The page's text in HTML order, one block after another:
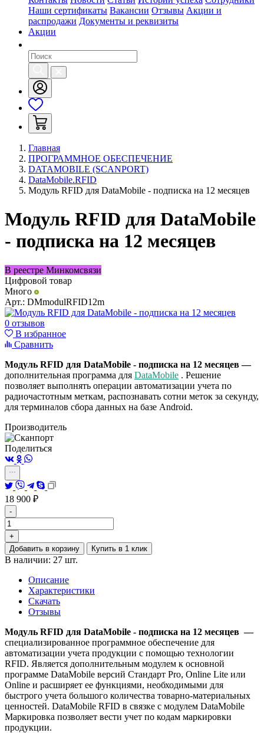
Наши сертификаты Вакансии Отзывы Акции и
распродажи Документы и реквизиты
Акции
Главная
ПРОГРАММНОЕ ОБЕСПЕЧЕНИЕ
DATAMOBILE (SCANPORT)
DataMobile.RFID
Модуль RFID для DataMobile - подписка на 12 месяцев
Модуль RFID для DataMobile
- подписка на 12 месяцев
В реестре Минкомсвязи
Цифровой товар
Много
Арт.: DMmodulRFID12m
0 отзывов
В избранное
Сравнить
Модуль RFID для DataMobile - подписка на 12 месяцев —
дополнительная программа для DataMobile . Решение
позволяет выполнять операции автоматизации учета по
радиочастотным меткам, распознавать сотни меток за секунду,
для терминалов сбора данных на базе Android.
Производитель
Поделиться
18 900 ₽
-
+
Добавить в корзину
Купить в 1 клик
В наличии: 27 шт.
Описание
Характеристики
Скачать
Отзывы
Модуль RFID для DataMobile - подписка на 12 месяцев —
специализированное программное обеспечение для
автоматизации учета продукции с помощью технологии
RFID. Является дополнительным модулем к основной
программе DataMobile версий Стандарт Pro, Online Lite или
Online и расширяет ее функциями, необходимыми для
быстрого учета большого количества товарно-материальных
ценностей. DataMobile RFID в связке с модулем DataMobile
Маркировка позволяет вести учет по кодам маркировки
продукции.